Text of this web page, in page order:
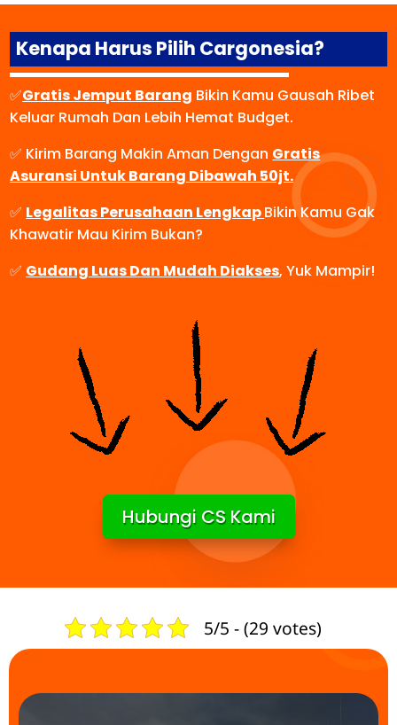
Kenapa Harus Pilih Cargonesia?
✅Gratis Jemput Barang Bikin Kamu Gausah Ribet
Keluar Rumah Dan Lebih Hemat Budget.
✅ Kirim Barang Makin Aman Dengan Gratis
Asuransi Untuk Barang Dibawah 50jt.
✅ Legalitas Perusahaan LengkapBikin Kamu Gak
Khawatir Mau Kirim Bukan?
✅ Gudang Luas Dan Mudah Diakses, Yuk Mampir!
Hubungi CS Kami
5/5 - (29 votes)